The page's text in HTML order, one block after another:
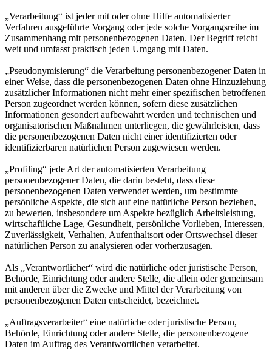
„Verarbeitung“ ist jeder mit oder ohne Hilfe automatisierter
Verfahren ausgeführte Vorgang oder jede solche Vorgangsreihe im
Zusammenhang mit personenbezogenen Daten. Der Begriff reicht
weit und umfasst praktisch jeden Umgang mit Daten.
„Pseudonymisierung“ die Verarbeitung personenbezogener Daten in
einer Weise, dass die personenbezogenen Daten ohne Hinzuziehung
zusätzlicher Informationen nicht mehr einer spezifischen betroffenen
Person zugeordnet werden können, sofern diese zusätzlichen
Informationen gesondert aufbewahrt werden und technischen und
organisatorischen Maßnahmen unterliegen, die gewährleisten, dass
die personenbezogenen Daten nicht einer identifizierten oder
identifizierbaren natürlichen Person zugewiesen werden.
„Profiling“ jede Art der automatisierten Verarbeitung
personenbezogener Daten, die darin besteht, dass diese
personenbezogenen Daten verwendet werden, um bestimmte
persönliche Aspekte, die sich auf eine natürliche Person beziehen,
zu bewerten, insbesondere um Aspekte bezüglich Arbeitsleistung,
wirtschaftliche Lage, Gesundheit, persönliche Vorlieben, Interessen,
Zuverlässigkeit, Verhalten, Aufenthaltsort oder Ortswechsel dieser
natürlichen Person zu analysieren oder vorherzusagen.
Als „Verantwortlicher“ wird die natürliche oder juristische Person,
Behörde, Einrichtung oder andere Stelle, die allein oder gemeinsam
mit anderen über die Zwecke und Mittel der Verarbeitung von
personenbezogenen Daten entscheidet, bezeichnet.
„Auftragsverarbeiter“ eine natürliche oder juristische Person,
Behörde, Einrichtung oder andere Stelle, die personenbezogene
Daten im Auftrag des Verantwortlichen verarbeitet.